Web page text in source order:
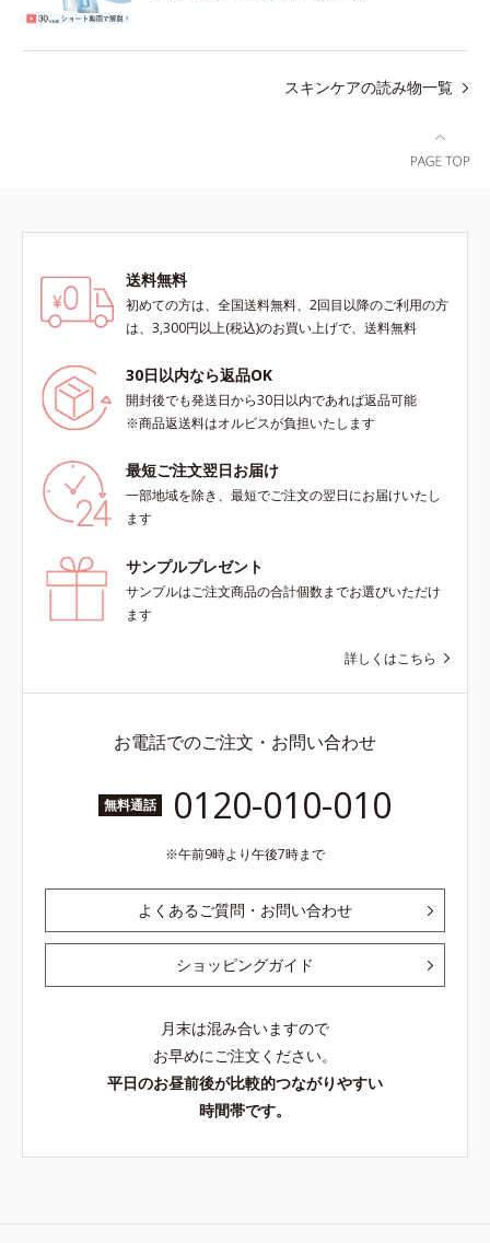
スキンケアの読み物一覧
送料無料
初めての方は、全国送料無料、2回目以降のご利用の方
は、3,300円以上(税込)のお買い上げで、送料無料
30日以内なら返品OK
開封後でも発送日から30日以内であれば返品可能
※商品返送料はオルビスが負担いたします
最短ご注文翌日お届け
一部地域を除き、最短でご注文の翌日にお届けいたし
ます
サンプルプレゼント
サンプルはご注文商品の合計個数までお選びいただけ
ます
詳しくはこちら
お電話でのご注文・お問い合わせ
無料通話 0120-010-010
午前9時より午後7時まで
よくあるご質問・お問い合わせ
ショッピングガイド
月末は混み合いますので
お早めにご注文ください。
平日のお昼前後が比較的つながりやすい
時間帯です。